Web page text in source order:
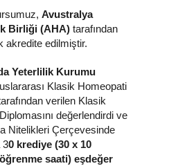
Avustralya
Birliği (AHA) tarafından
akredite edilmiştir.
Yeterlilik Kurumu
Klasik Homeopati
verilen Klasik
değerlendirdi ve
Nitelikleri Çerçevesinde
30 krediye (30 x 10
saati) eşdeğer